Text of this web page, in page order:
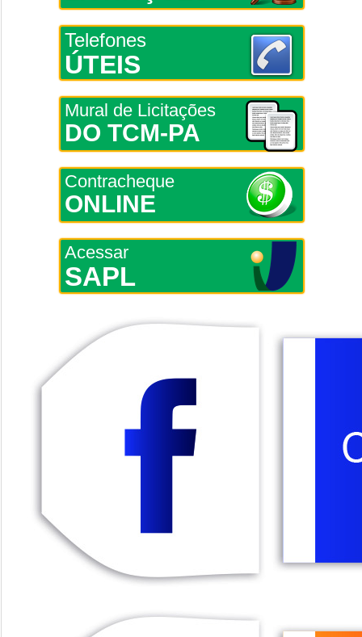
Telefones
ÚTEIS
Mural de Licitações
DO TCM-PA
Contracheque
ONLINE
Acessar
SAPL